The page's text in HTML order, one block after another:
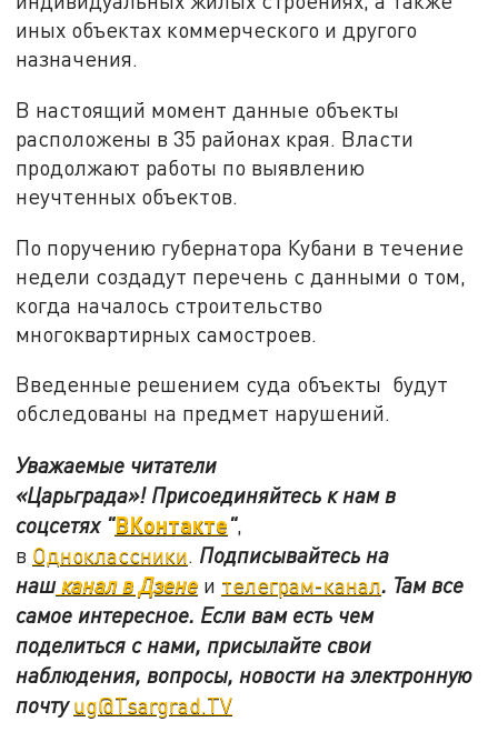
иных объектах коммерческого и другого
назначения.
В настоящий момент данные объекты
расположены в 35 районах края. Власти
продолжают работы по выявлению
неучтенных объектов.
По поручению губернатора Кубани в течение
недели создадут перечень с данными о том,
когда началось строительство
многоквартирных самостроев.
Введенные решением суда объекты будут
обследованы на предмет нарушений.
Уважаемые читатели
«Царьграда»! Присоединяйтесь к нам в
соцсетях "ВКонтакте",
в Одноклассники. Подписывайтесь на
нашканал в Дзене и телеграм-канал. Там все
самое интересное. Если вам есть чем
поделиться с нами, присылайте свои
наблюдения, вопросы, новости на электронную
почтуug@Tsargrad.TV